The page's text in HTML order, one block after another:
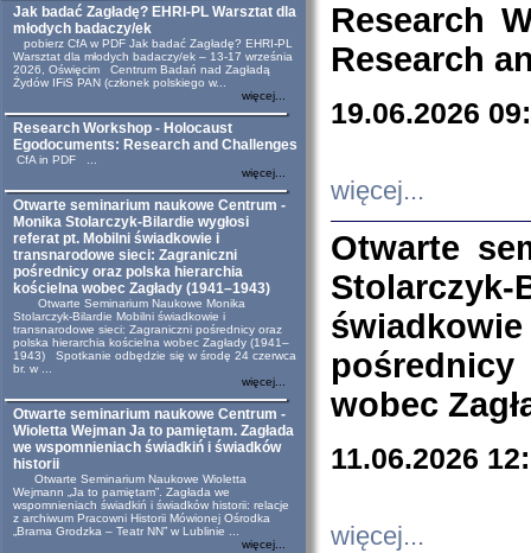
Jak badać Zagładę? EHRI-PL Warsztat dla
młodych badaczy/ek
pobierz CfA w PDF Jak badać Zagładę? EHRI-PL
Warsztat dla młodych badaczy/ek – 13-17 września
2026, Oświęcim Centrum Badań nad Zagładą
Żydów IFiS PAN (członek polskiego w...
więcej...
Research Workshop - Holocaust
Egodocuments: Research and Challenges
CfA in PDF ...
więcej...
Otwarte seminarium naukowe Centrum -
Monika Stolarczyk-Bilardie wygłosi
referat pt. Mobilni świadkowie i
transnarodowe sieci: Zagraniczni
pośrednicy oraz polska hierarchia
kościelna wobec Zagłady (1941–1943)
Otwarte Seminarium Naukowe Monika
Stolarczyk-Bilardie Mobilni świadkowie i
transnarodowe sieci: Zagraniczni pośrednicy oraz
polska hierarchia kościelna wobec Zagłady (1941–
1943) Spotkanie odbędzie się w środę 24 czerwca
br. w ...
więcej...
Otwarte seminarium naukowe Centrum -
Wioletta Wejman Ja to pamiętam. Zagłada
we wspomnieniach świadkiń i świadków
historii
Otwarte Seminarium Naukowe Wioletta
Wejmann „Ja to pamiętam”. Zagłada we
wspomnieniach świadkiń i świadków historii: relacje
z archiwum Pracowni Historii Mówionej Ośrodka
„Brama Grodzka – Teatr NN” w Lublinie ...
więcej...
Research
Research
19.06.2026
więcej...
Otwarte
wobec
11.06.2026
więcej...